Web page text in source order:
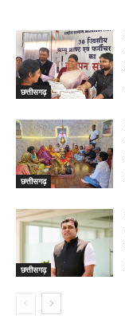
छत्तीसगढ़
छत्तीसगढ़
छत्तीसगढ़